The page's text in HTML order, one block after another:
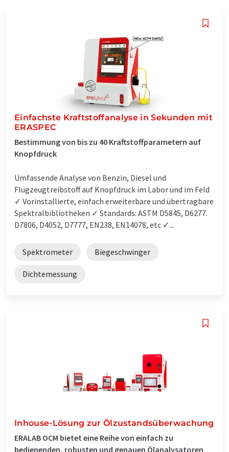
Einfachste Kraftstoffanalyse in Sekunden mit
ERASPEC
Bestimmung von bis zu 40 Kraftstoffparametern auf
Knopfdruck
Umfassende Analyse von Benzin, Diesel und
Flugzeugtreibstoff auf Knopfdruck im Labor und im Feld
✓ Vorinstallierte, einfach erweiterbare und übertragbare
Spektralbibliotheken ✓ Standards: ASTM D5845, D6277.
D7806, D4052, D7777, EN238, EN14078, etc ✓...
Spektrometer Biegeschwinger
Dichtemessung
Inhouse-Lösung zur Ölzustandsüberwachung
ERALAB OCM bietet eine Reihe von einfach zu
bedienenden, robusten und genauen Ölanalysatoren